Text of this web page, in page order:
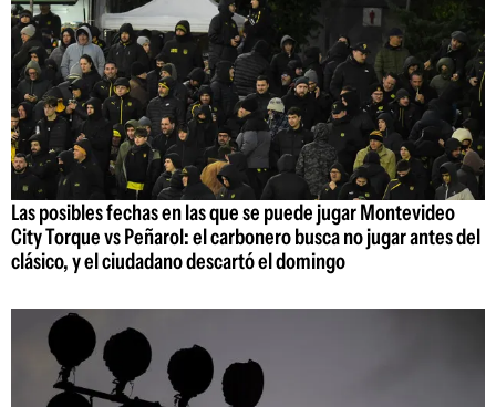
Las posibles fechas en las que se puede jugar Montevideo
City Torque vs Peñarol: el carbonero busca no jugar antes del
clásico, y el ciudadano descartó el domingo